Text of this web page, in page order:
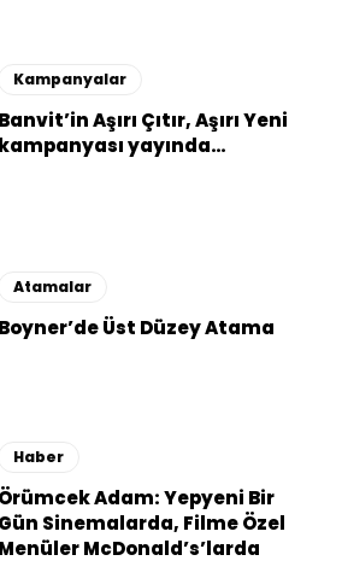
Kampanyalar
Banvit’in Aşırı Çıtır, Aşırı Yeni
kampanyası yayında…
Atamalar
Boyner’de Üst Düzey Atama
Haber
Örümcek Adam: Yepyeni Bir
Gün Sinemalarda, Filme Özel
Menüler McDonald’s’larda